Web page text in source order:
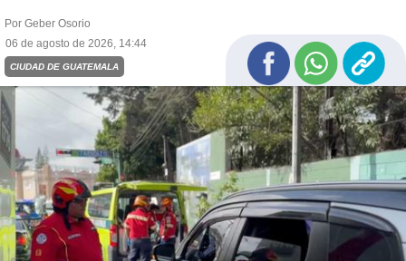
Por Geber Osorio
06 de agosto de 2026, 14:44
CIUDAD DE GUATEMALA